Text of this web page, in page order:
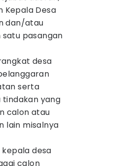
Kepala Desa
dan/atau
pasangan
desa
serta
tindakan yang
calon atau
lain misalnya
desa
calon